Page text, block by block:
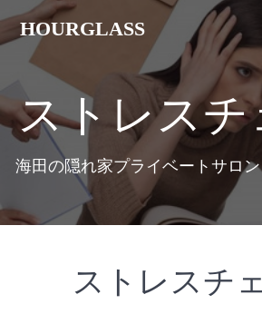
HOURGLASS
ストレスチ
海田の隠れ家プライベートサロ
ストレスチ